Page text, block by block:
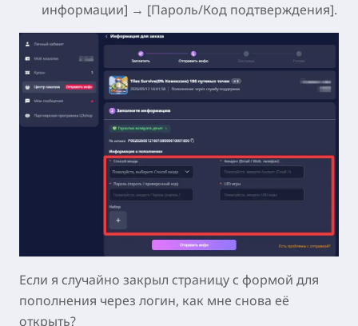
информации] → [Пароль/Код подтверждения].
Если я случайно закрыл страницу с формой для
пополнения через логин, как мне снова её
открыть?